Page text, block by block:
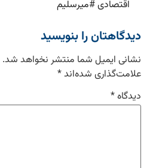
اقتصادی#میرسلیم
دیدگاهتان را بنویسید
نشانی ایمیل شما منتشر نخواهد شد.
علامت‌گذاری شده‌اند*
دیدگاه*